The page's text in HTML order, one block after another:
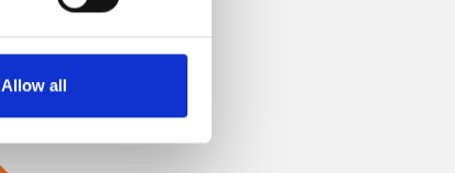
Allow all